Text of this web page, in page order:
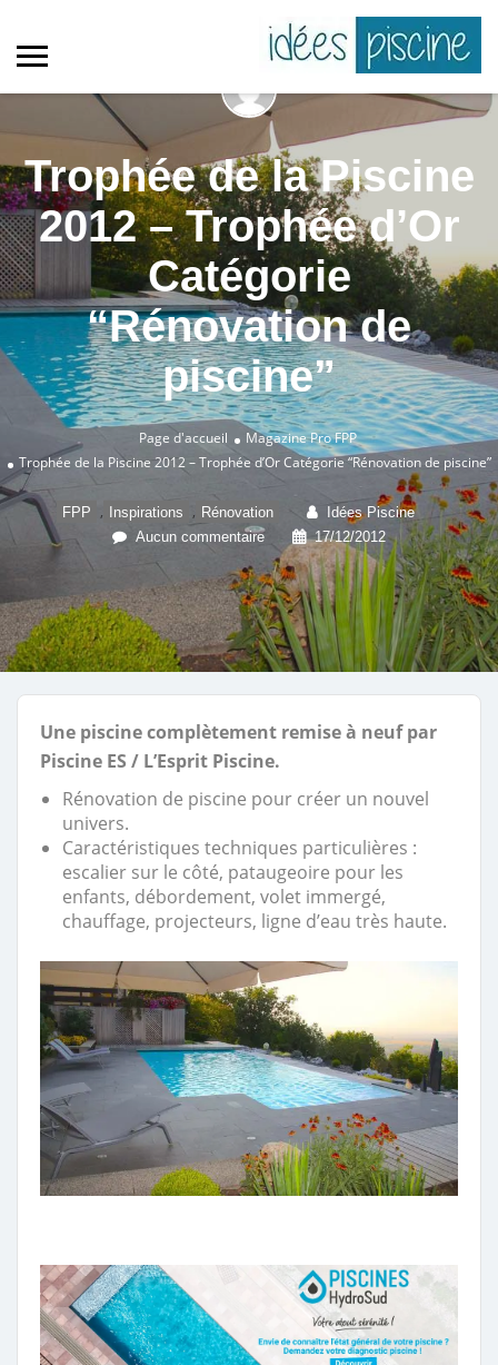
Trophée de la Piscine
2012 – Trophée d’Or
Catégorie
“Rénovation de
piscine”
Page d'accueil Magazine ProFPP
Trophée de la Piscine 2012 – Trophée d’Or Catégorie “Rénovation de piscine”
FPP , Inspirations , Rénovation
Idées Piscine
Aucun commentaire
17/12/2012
Une piscine complètement remise à neuf par
Piscine ES / L’Esprit Piscine.
Rénovation de piscine pour créer un nouvel
univers.
Caractéristiques techniques particulières :
escalier sur le côté, pataugeoire pour les
enfants, débordement, volet immergé,
chauffage, projecteurs, ligne d’eau très haute.